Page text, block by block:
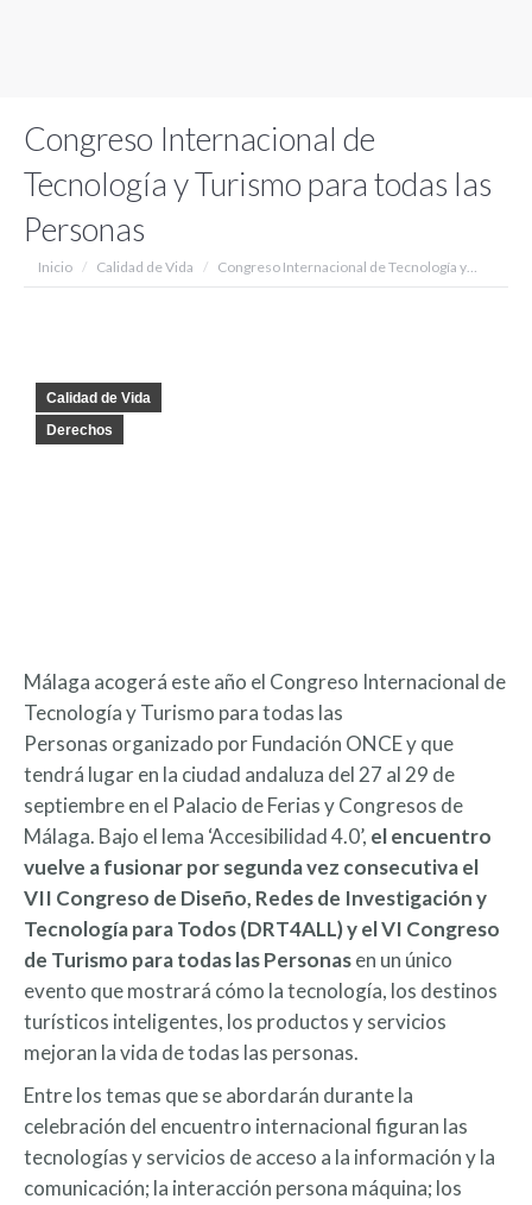
Congreso Internacional de
Tecnología y Turismo para todas las
Personas
Estás aquí:
Inicio Calidad de Vida Congreso Internacional de Tecnología y…
Calidad de Vida
Derechos
Málaga acogerá este año el Congreso Internacional de
Tecnología y Turismo para todas las
Personas organizado por Fundación ONCE y que
tendrá lugar en la ciudad andaluza del 27 al 29 de
septiembre en el Palacio de Ferias y Congresos de
Málaga. Bajo el lema ‘Accesibilidad 4.0’, el encuentro
vuelve a fusionar por segunda vez consecutiva el
VII Congreso de Diseño, Redes de Investigación y
Tecnología para Todos (DRT4ALL) y el VI Congreso
de Turismo para todas las Personasen un único
evento que mostrará cómo la tecnología, los destinos
turísticos inteligentes, los productos y servicios
mejoran la vida de todas las personas.
Entre los temas que se abordarán durante la
celebración del encuentro internacional figuran las
tecnologías y servicios de acceso a la información y la
comunicación; la interacción persona máquina; los